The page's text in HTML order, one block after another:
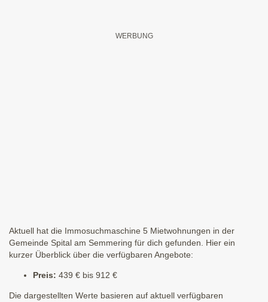
Aktuell hat die Immosuchmaschine 5 Mietwohnungen in der
Gemeinde Spital am Semmering für dich gefunden. Hier ein
kurzer Überblick über die verfügbaren Angebote:
Preis: 439 € bis 912 €
Die dargestellten Werte basieren auf aktuell verfügbaren